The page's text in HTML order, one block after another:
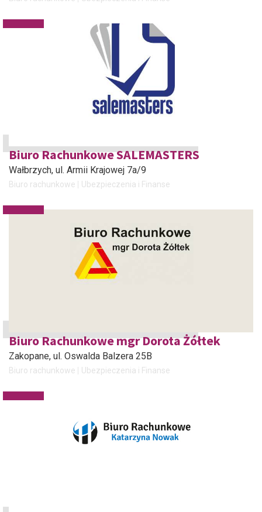
Biuro Rachunkowe SALEMASTERS
Wałbrzych, ul. Armii Krajowej 7a/9
Biuro rachunkowe Ubezpieczenia i Finanse
Biuro Rachunkowe mgr Dorota Żółtek
Zakopane, ul. Oswalda Balzera 25B
Biuro rachunkowe Ubezpieczenia i Finanse